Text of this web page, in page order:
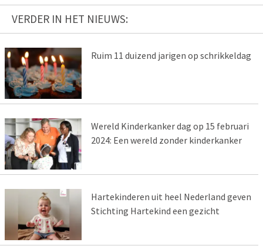
VERDER IN HET NIEUWS:
Ruim 11 duizend jarigen op schrikkeldag
Wereld Kinderkanker dag op 15 februari
2024: Een wereld zonder kinderkanker
Hartekinderen uit heel Nederland geven
Stichting Hartekind een gezicht